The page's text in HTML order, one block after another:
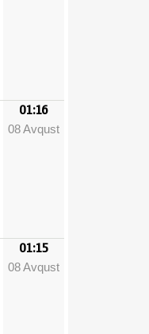
01:16
08 Avqust
01:15
08 Avqust